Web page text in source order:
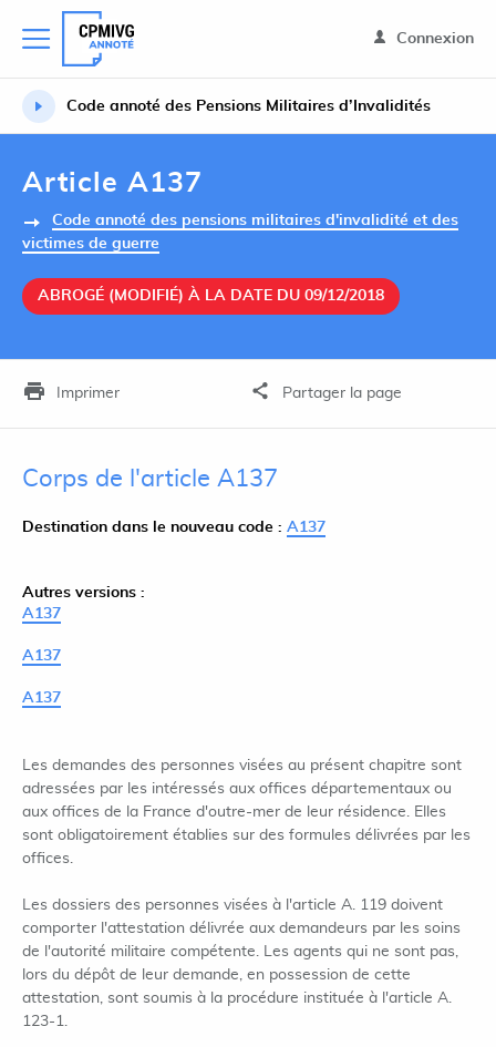
Connexion
Code annoté des Pensions Militaires d’Invalidités
Article A137
Code annoté des pensions militaires d'invalidité et des
victimes de guerre
ABROGÉ (MODIFIÉ) À LA DATE DU 09/12/2018
Imprimer Partager la page
Corps de l'article A137
Destination dans le nouveau code : A137
Autres versions :
A137
A137
A137
Les demandes des personnes visées au présent chapitre sont
adressées par les intéressés aux offices départementaux ou
aux offices de la France d'outre-mer de leur résidence. Elles
sont obligatoirement établies sur des formules délivrées par les
offices.
Les dossiers des personnes visées à l'article A. 119 doivent
comporter l'attestation délivrée aux demandeurs par les soins
de l'autorité militaire compétente. Les agents qui ne sont pas,
lors du dépôt de leur demande, en possession de cette
attestation, sont soumis à la procédure instituée à l'article A.
123-1.